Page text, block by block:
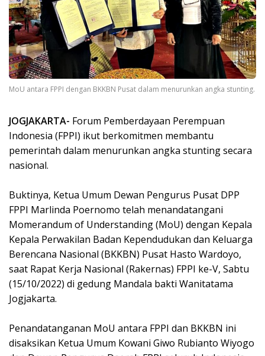
MoU antara FPPI dengan BKKBN Pusat dalam menurunkan angka stunting.
JOGJAKARTA- Forum Pemberdayaan Perempuan
Indonesia (FPPI) ikut berkomitmen membantu
pemerintah dalam menurunkan angka stunting secara
nasional.
Buktinya, Ketua Umum Dewan Pengurus Pusat DPP
FPPI Marlinda Poernomo telah menandatangani
Momerandum of Understanding (MoU) dengan Kepala
Kepala Perwakilan Badan Kependudukan dan Keluarga
Berencana Nasional (BKKBN) Pusat Hasto Wardoyo,
saat Rapat Kerja Nasional (Rakernas) FPPI ke-V, Sabtu
(15/10/2022) di gedung Mandala bakti Wanitatama
Jogjakarta.
Penandatanganan MoU antara FPPI dan BKKBN ini
disaksikan Ketua Umum Kowani Giwo Rubianto Wiyogo